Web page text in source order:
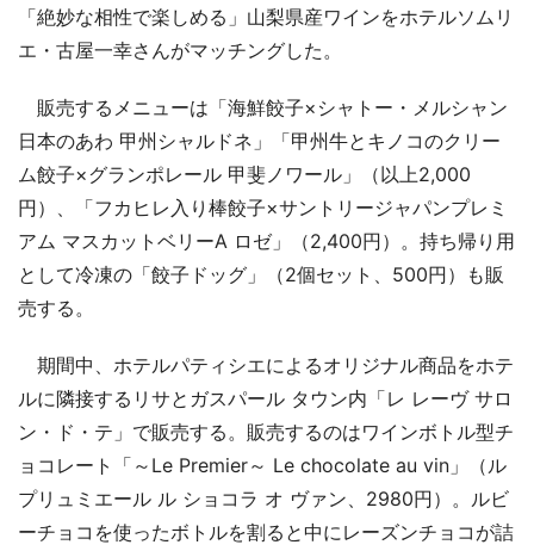
「絶妙な相性で楽しめる」山梨県産ワインをホテルソムリ
エ・古屋一幸さんがマッチングした。
販売するメニューは「海鮮餃子×シャトー・メルシャン
日本のあわ 甲州シャルドネ」「甲州牛とキノコのクリー
ム餃子×グランポレール 甲斐ノワール」（以上2,000
円）、「フカヒレ入り棒餃子×サントリージャパンプレミ
アム マスカットベリーA ロゼ」（2,400円）。持ち帰り用
として冷凍の「餃子ドッグ」（2個セット、500円）も販
売する。
期間中、ホテルパティシエによるオリジナル商品をホテ
ルに隣接するリサとガスパール タウン内「レ レーヴ サロ
ン・ド・テ」で販売する。販売するのはワインボトル型チ
ョコレート「～Le Premier～ Le chocolate au vin」（ル
プリュミエール ル ショコラ オ ヴァン、2980円）。ルビ
ーチョコを使ったボトルを割ると中にレーズンチョコが詰